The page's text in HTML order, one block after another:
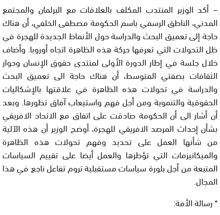
– أكد الوزير المنتدب المكلف بالعلاقات مع البرلمان والمجتمع
المدني، الناطق الرسمي باسم الحكومة مصطفى الخلفي، أن هناك
حاجة إلى تعميق البحث والدراسة حول الأنماط الجديدة للهجرة في
ظل التحولات التي تعرفها حركة هذه الظاهرة اتجاه أوروبا. وأضاف
خلال جلسة في إطار الدورة الأولى لمنتدى حقوق الإنسان وحوار
الثقافات بضفتي المتوسط، أن هناك حاجة الى تعميق البحث
والدراسة في تحولات هذه الظاهرة في علاقتها بالإشكاليات
الحقوقية والتنموية ومن أجل فهم واستيعاب آفاق تطورها. وبعد
أن أشار الى أن الحكومة صادقت على اتفاق مع الاتحاد الافريقي
بشأن إحداث المرصد الافريقي للهجرة، أوضح الوزير أن هذه الآلية
من شأنها العمل على تحديد وفهم تحولات هذه الظاهرة
والميكانيزمات التي تؤطرها والعمل أيضا على تقييم السياسات
المتبعة من أجل بلورة سياسات مستقبلية تروم تفاعل ناجع في هذا
المجال.
* رسالة الأمة: